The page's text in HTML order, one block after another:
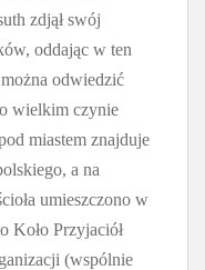
zdjął swój
oddając w ten
odwiedzić
wielkim czynie
miastem znajduje
a na
umieszczono w
Koło Przyjaciół
(wspólnie